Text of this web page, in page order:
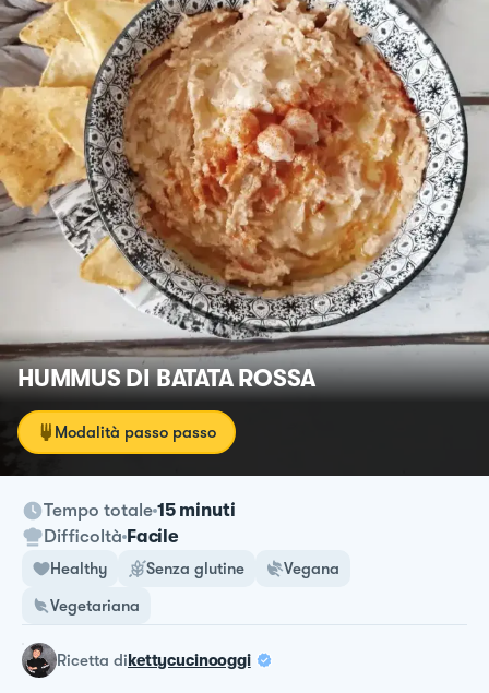
HUMMUS DI BATATA ROSSA
Modalità passo passo
Tempo totale 15 minuti
Difficoltà Facile
Healthy Senza glutine
Vegana
Vegetariana
ricetta dikettycucinooggi